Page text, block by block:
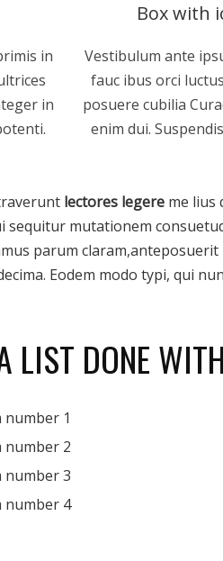
in
in
Box with
Vestibulum ante
fauc ibus orci
posuere cubilia
enim dui.
lectores legere me lius
sequitur mutationem
parum
Eodem modo typi, qui
LIST DONE
number 1
number 2
number 3
number 4